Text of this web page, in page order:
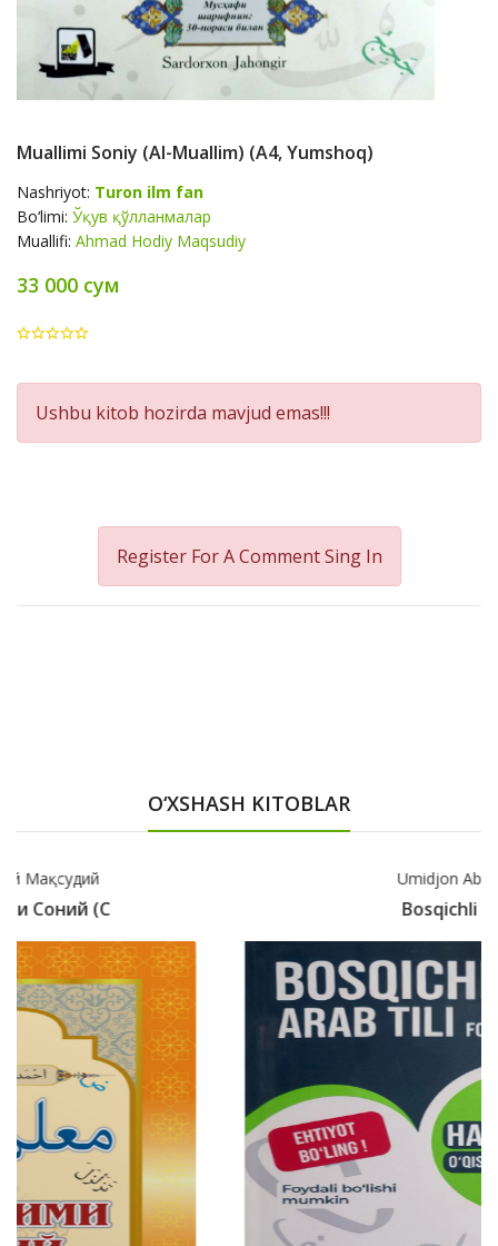
Muallimi Soniy (Al-Muallim) (А4, Yumshoq)
Nashriyot: Turon ilm fan
Bo‘limi: Ўқув қўлланмалар
Muallifi: Ahmad Hodiy Maqsudiy
33 000 сум
Product
Summery
Ushbu kitob hozirda mavjud emas!!!
Register For A CommentSing In
O‘XSHASH KITOBLAR